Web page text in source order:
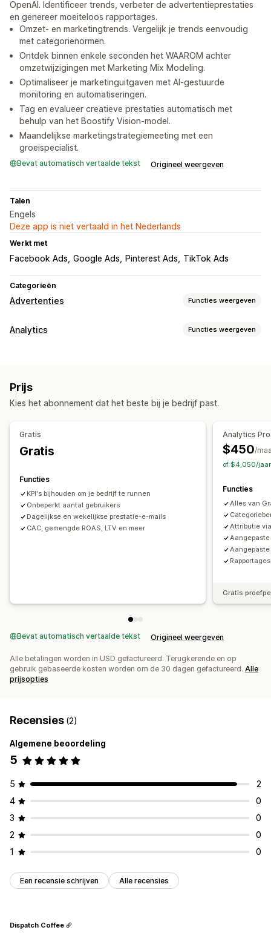
OpenAI. Identificeer trends, verbeter de advertentieprestaties
en genereer moeiteloos rapportages.
Omzet- en marketingtrends. Vergelijk je trends eenvoudig
met categorienormen.
Ontdek binnen enkele seconden het WAAROM achter
omzetwijzigingen met Marketing Mix Modeling.
Optimaliseer je marketinguitgaven met AI-gestuurde
monitoring en automatiseringen.
Tag en evalueer creatieve prestaties automatisch met
behulp van het Boostify Vision-model.
Maandelijkse marketingstrategiemeeting met een
groeispecialist.
Bevat automatisch vertaalde tekst Origineel weergeven
Talen
Engels
Deze app is niet vertaald in het Nederlands
Werkt met
Facebook Ads Google Ads Pinterest Ads TikTok Ads
Categorieën
Advertenties Functies weergeven
Campagne beheren
Prestatie-analytics
Prestaties volgen
ROI-analyse
Kosten per acquisitie
Analytics Functies weergeven
Marketing en verkopen
Beeldmateriaal en rapporten
Analyticsdashboard
Gegevensexport
Historische analyse
Prijs
Kies het abonnement dat het beste bij je bedrijf past.
Gratis
Gratis
Functies
KPI's bijhouden om je bedrijf te runnen
Onbeperkt aantal gebruikers
Dagelijkse en wekelijkse prestatie-e-mails
CAC, gemengde ROAS, LTV en meer
Analytics Pro
$450/
of $4,050/
Functies
Alles van
Attributie
Gratis
Bevat automatisch vertaalde tekst Origineel weergeven
Alle betalingen worden in USD gefactureerd. Terugkerende en op
gebruik gebaseerde kosten worden om de 30 dagen gefactureerd. Alle
prijsopties
Recensies (2)
Algemene beoordeling
5
5
2
4
0
3
0
2
0
1
0
Een recensie schrijven Alle recensies
Dispatch Coffee